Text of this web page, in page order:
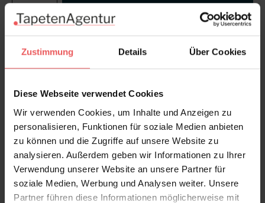
Zustimmung Details Über Cookies
Diese Webseite verwendet Cookies
Wir verwenden Cookies, um Inhalte und Anzeigen zu
personalisieren, Funktionen für soziale Medien anbieten
zu können und die Zugriffe auf unsere Website zu
analysieren. Außerdem geben wir Informationen zu Ihrer
Verwendung unserer Website an unsere Partner für
soziale Medien, Werbung und Analysen weiter. Unsere
Partner führen diese Informationen möglicherweise mit
Wie viel brauche ich?
Rollen & Mengen berechnen
.. mehr Tapeten von Jane Churchill >>
Produktdetails
Versand & Zahlung
Bewertungen